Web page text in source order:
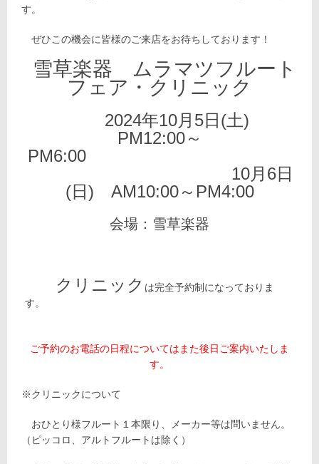
す。
ぜひこの機会に皆様のご来店をお待ちしております！
雪草楽器 ムラマツフルート
フェア・クリニック
2024年10月5日(土)
PM12:00～
PM6:00
10月6日
(日) AM10:00～PM4:00
会場：雪草楽器
クリニック は完全予約制になっておりま
す。
ご予約のお電話の日程についてはまた後日ご案内いたしま
す。
※クリニックについて
おひとり様フルート１本限り、メーカー等は問いません。
（ピッコロ、アルトフルートは除く）